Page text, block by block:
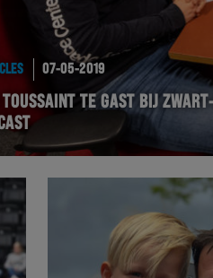
07-05-2019
TOUSSAINT TE GAST BIJ